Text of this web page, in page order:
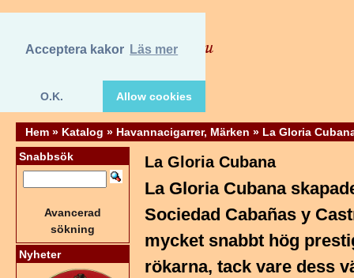
Acceptera kakor Läs mer
O.K. Allow cookies
Hem » Katalog » Havannacigarrer, Märken » La Gloria
La Gloria Cubana
La Gloria Cubana
Sociedad Cabañas y
mycket snabbt hög
rökarna, tack vare dess
Snabbsök
Avancerad
sökning
Nyheter